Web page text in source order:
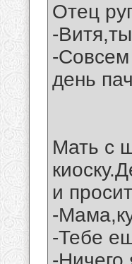
Отец
-
-
день
Мать с
и
-
-Тебе